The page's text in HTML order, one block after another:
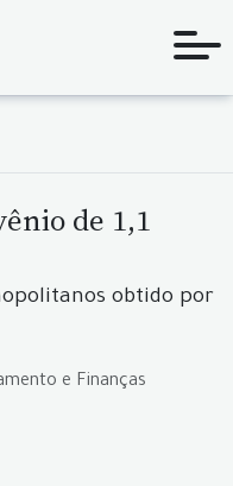
de 1,1
obtido por
e Finanças